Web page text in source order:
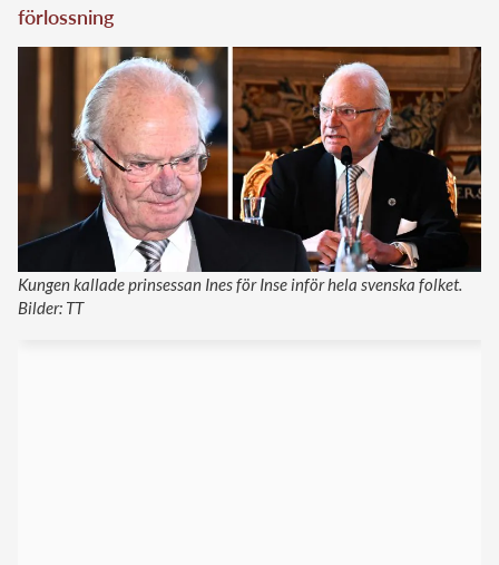
förlossning
Kungen kallade prinsessan Ines för Inse inför hela svenska folket.
Bilder: TT